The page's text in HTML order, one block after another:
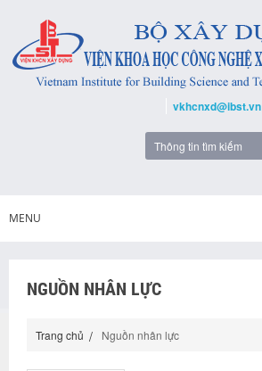
vkhcnxd@ibst.vn
MENU
NGUỒN NHÂN LỰC
Trang chủ Nguồn nhân lực